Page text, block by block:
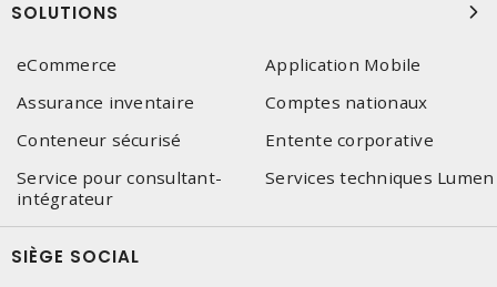
SOLUTIONS
eCommerce
Application Mobile
Assurance inventaire
Comptes nationaux
Conteneur sécurisé
Entente corporative
Service pour consultant-
intégrateur
Services techniques Lumen
SIÈGE SOCIAL